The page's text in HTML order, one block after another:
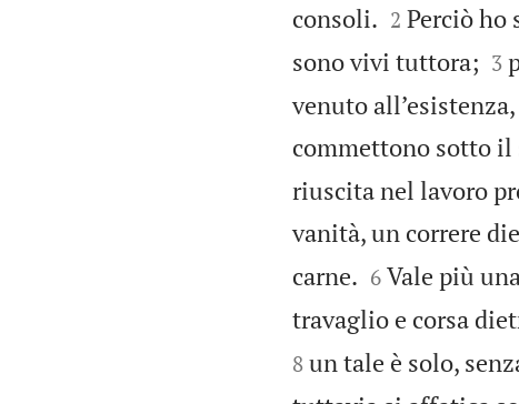
consoli.
2 Perciò ho
sono vivi tuttora;
3
venuto
commettono sotto il
riuscita nel lavoro
vanità, un correre
carne.
6 Vale più
travaglio e corsa
8 un tale è solo,